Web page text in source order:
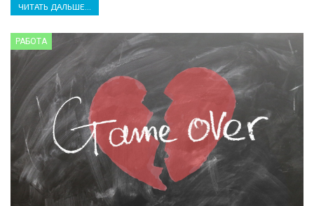
ЧИТАТЬ ДАЛЬШЕ...
РАБОТА